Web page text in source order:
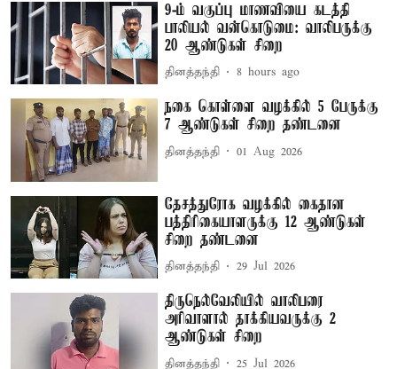
9-ம் வகுப்பு மாணவியை கடத்தி
பாலியல் வன்கொடுமை: வாலிபருக்கு
20 ஆண்டுகள் சிறை
தினத்தந்தி 8 hours ago
நகை கொள்ளை வழக்கில் 5 பேருக்கு
7 ஆண்டுகள் சிறை தண்டனை
தினத்தந்தி 01 Aug 2026
தேசத்துரோக வழக்கில் கைதான
பத்திரிகையாளருக்கு 12 ஆண்டுகள்
சிறை தண்டனை
தினத்தந்தி 29 Jul 2026
திருநெல்வேலியில் வாலிபரை
அரிவாளால் தாக்கியவருக்கு 2
ஆண்டுகள் சிறை
தினத்தந்தி 25 Jul 2026